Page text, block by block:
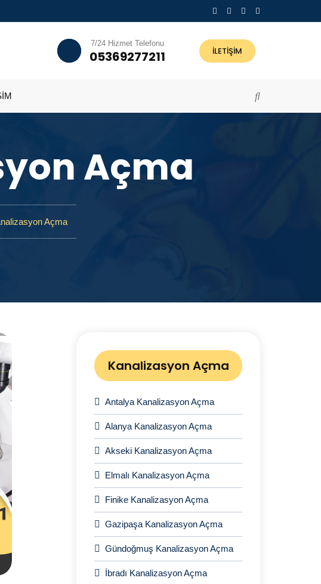
7/24 Hizmet Telefonu
05369277211 İLETİŞİM
Açma
Açma
Kanalizasyon Açma
Antalya Kanalizasyon Açma
Alanya Kanalizasyon Açma
Akseki Kanalizasyon Açma
Elmalı Kanalizasyon Açma
Finike Kanalizasyon Açma
Gazipaşa Kanalizasyon Açma
Gündoğmuş Kanalizasyon Açma
İbradı Kanalizasyon Açma